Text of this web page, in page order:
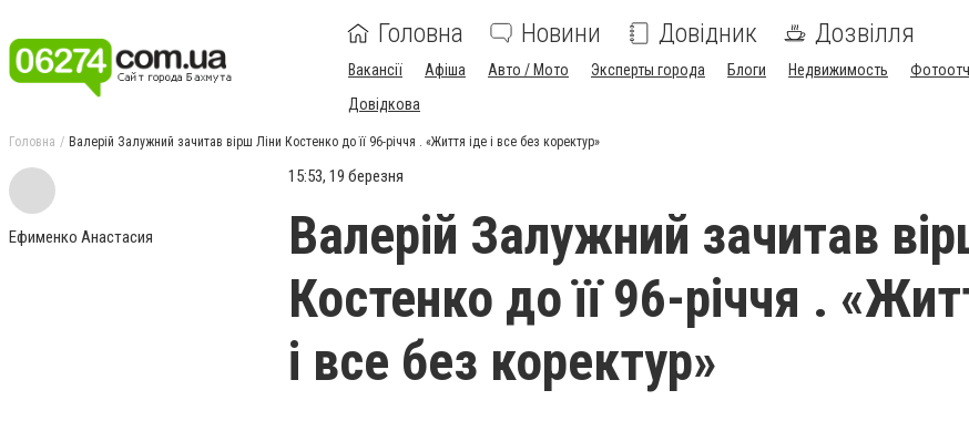
Головна Новини Довідник Дозвілля
Вакансії Афіша Авто / Мото Эксперты города Блоги Недвижимость
Довідкова
Головна Валерій Залужний зачитав вірш Ліни Костенко до її 96-річчя . «Життя іде і все без коректур»
Ефименко Анастасия
15:53, 19 березня
Валерій Залужний зачитав
Костенко до її 96-річчя .
і все без коректур»